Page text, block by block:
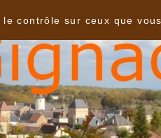
contrôle sur ceux que